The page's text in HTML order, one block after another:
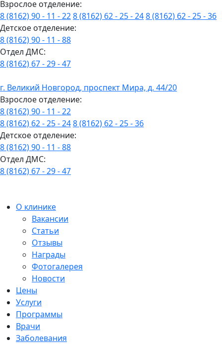
Взрослое отделение:
8 (8162) 90 - 11 - 228 (8162) 62 - 25 - 248 (8162) 62 - 25 - 36
Детское отделение:
8 (8162) 90 - 11 - 88
Отдел ДМС:
8 (8162) 67 - 29 - 47
г. Великий Новгород, проспект Мира, д. 44/20
Взрослое отделение:
8 (8162) 90 - 11 - 22
8 (8162) 62 - 25 - 248 (8162) 62 - 25 - 36
Детское отделение:
8 (8162) 90 - 11 - 88
Отдел ДМС:
8 (8162) 67 - 29 - 47
О клинике
Вакансии
Статьи
Отзывы
Награды
Фотогалерея
Новости
Цены
Услуги
Программы
Врачи
Заболевания